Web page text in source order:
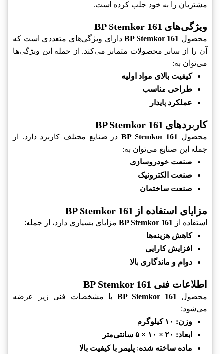
مشتریان را به خود جلب کرده است.
ویژگی‌های BP Stemkor 161
محصول BP Stemkor 161دارای ویژگی‌های متعددی است که
آن را از سایر محصولات متمایز می‌کند. از جمله این ویژگی‌ها
می‌توان به:
کیفیت بالای مواد اولیه
طراحی مناسب
عملکرد پایدار
کاربردهای BP Stemkor 161
محصول BP Stemkor 161 در صنایع مختلف کاربرد دارد. از
جمله این صنایع می‌توان به:
صنعت خودروسازی
صنعت الکترونیک
صنعت ساختمان
مزایای استفاده از BP Stemkor 161
استفاده از BP Stemkor 161 مزایای بسیاری دارد، از جمله:
کاهش هزینه‌ها
افزایش کارایی
دوام و ماندگاری بالا
اطلاعات فنی BP Stemkor 161
محصول BP Stemkor 161 با مشخصات فنی زیر عرضه
می‌شود:
وزن: ۱۰ کیلوگرم
ابعاد: ۲۰ × ۱۰ × ۵ سانتی‌متر
ماده ساخته شده: پلیمر با کیفیت بالا